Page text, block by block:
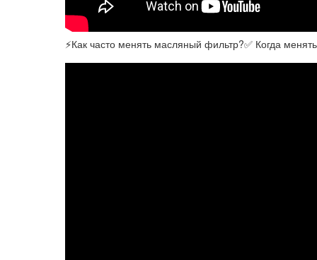
⚡Как часто менять масляный фильтр?✅ Когда